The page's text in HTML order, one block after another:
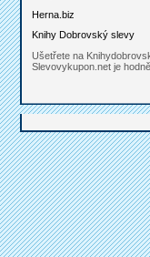
Herna.biz
Knihy Dobrovský slevy
Ušetřete na
Slevovykupon.net je